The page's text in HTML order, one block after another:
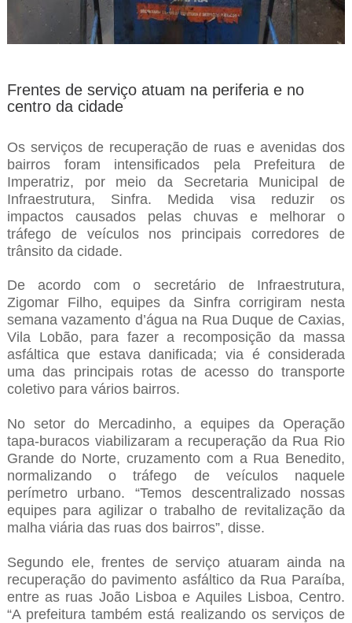
Frentes de serviço atuam na periferia e no
centro da cidade
Os serviços de recuperação de ruas e avenidas dos
bairros foram intensificados pela Prefeitura de
Imperatriz, por meio da Secretaria Municipal de
Infraestrutura, Sinfra. Medida visa reduzir os
impactos causados pelas chuvas e melhorar o
tráfego de veículos nos principais corredores de
trânsito da cidade.
De acordo com o secretário de Infraestrutura,
Zigomar Filho, equipes da Sinfra corrigiram nesta
semana vazamento d’água na Rua Duque de Caxias,
Vila Lobão, para fazer a recomposição da massa
asfáltica que estava danificada; via é considerada
uma das principais rotas de acesso do transporte
coletivo para vários bairros.
No setor do Mercadinho, a equipes da Operação
tapa-buracos viabilizaram a recuperação da Rua Rio
Grande do Norte, cruzamento com a Rua Benedito,
normalizando o tráfego de veículos naquele
perímetro urbano. “Temos descentralizado nossas
equipes para agilizar o trabalho de revitalização da
malha viária das ruas dos bairros”, disse.
Segundo ele, frentes de serviço atuaram ainda na
recuperação do pavimento asfáltico da Rua Paraíba,
entre as ruas João Lisboa e Aquiles Lisboa, Centro.
“A prefeitura também está realizando os serviços de